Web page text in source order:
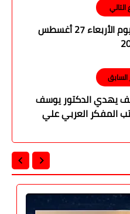
أسعار الذهب في مصر اليوم الأربعاء 27 أغسطس
يهدي الدكتور يوسف
المفكر العربي علي